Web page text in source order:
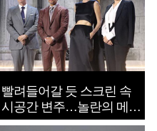
빨려들어갈 듯 스크린 속
시공간 변주…놀란의 메시
지는 ‘전쟁 속죄’